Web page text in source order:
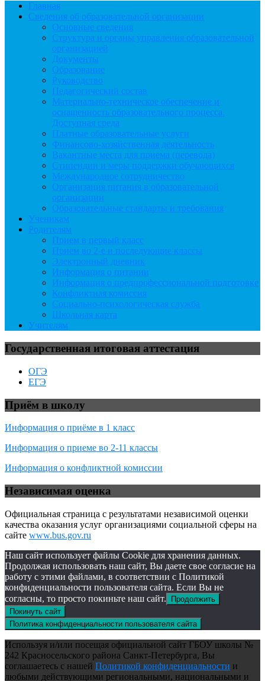
Главная
Сведения об образовательной организации
Основные сведения
Структура и органы управления образовательной
организацией
Документы
Образование
Руководство
Педагогический состав
Материально-техническое обеспечение и
оснащенность образовательного процесса.
Доступная среда
Платные образовательные услуги
Финансово-хозяйственная деятельность
Вакантные места для приема (перевода)
Стипендии и меры поддержки обучающихся
Международное сотрудничество
Организация питания в образовательной
организации
Образовательные стандарты и требования
Ученикам
Родителям
Прием в первый класс
Прием во 2-е и последующие классы
Электронный дневник
Информация о питании
Информация о предпрофессиональной подготовке
Конфликтная комиссия
Социально-психологическая служба
Школьная карта
Учителям
Государственная итоговая аттестация
ОГЭ
ЕГЭ
Приём в школу
Информация о приёме в 1 класс
Информация о приеме во 2-11 классы
Информация о конфликтной комиссии
Независимая оценка
Официальная страница с результатами независимой оценки
качества оказания услуг организациями социальной сферы на
сайте www.bus.gov.ru
Наш сайт использует файлы Cookie для хранения данных.
Продолжая использовать наш сайт, Вы даете свое согласие на
работу с этими файлами, в соответствии с Политикой
конфиденциальности пользователя сайта. Если Вы не
согласны, то просто покиньте наш сайт.
Продолжить
Покинуть сайт
Политика конфиденциальности пользователя сайта
Используя и/или посещая официальной сайт ГБОУ школы №
242 Красносельского района Санкт-Петербурга, Вы
соглашаетесь с нашей Политикой конфиденциальности и
любыми действующими региональными, национальными и